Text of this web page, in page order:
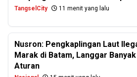
TangselCity 11 menit yang lalu
Nusron: Pengkaplingan Laut
Marak di Batam, Langgar Banyak
Aturan